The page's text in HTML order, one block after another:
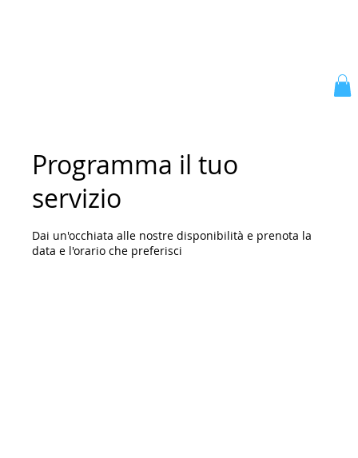
Programma il tuo
servizio
Dai un'occhiata alle nostre disponibilità e prenota la
data e l'orario che preferisci